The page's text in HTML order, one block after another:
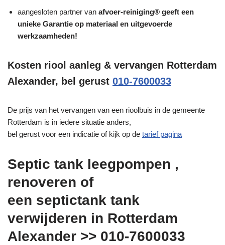
aangesloten partner van afvoer-reiniging® geeft een
unieke Garantie op materiaal en uitgevoerde
werkzaamheden!
Kosten riool aanleg & vervangen Rotterdam
Alexander, bel gerust 010-7600033
De prijs van het vervangen van een rioolbuis in de gemeente
Rotterdam is in iedere situatie anders,
bel gerust voor een indicatie of kijk op de tarief pagina
Septic tank leegpompen ,
renoveren of
een septictank tank
verwijderen in Rotterdam
Alexander >> 010-7600033